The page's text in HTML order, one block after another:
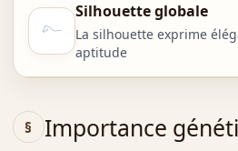
Silhouette globale
La silhouette exprime
aptitude
Importance